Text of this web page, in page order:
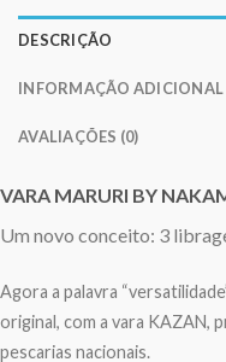
DESCRIÇÃO
INFORMAÇÃO ADICIONAL
AVALIAÇÕES (0)
VARA MARURI BY
Um novo conceito: 3
Agora a palavra
original, com a vara KAZAN,
pescarias nacionais.